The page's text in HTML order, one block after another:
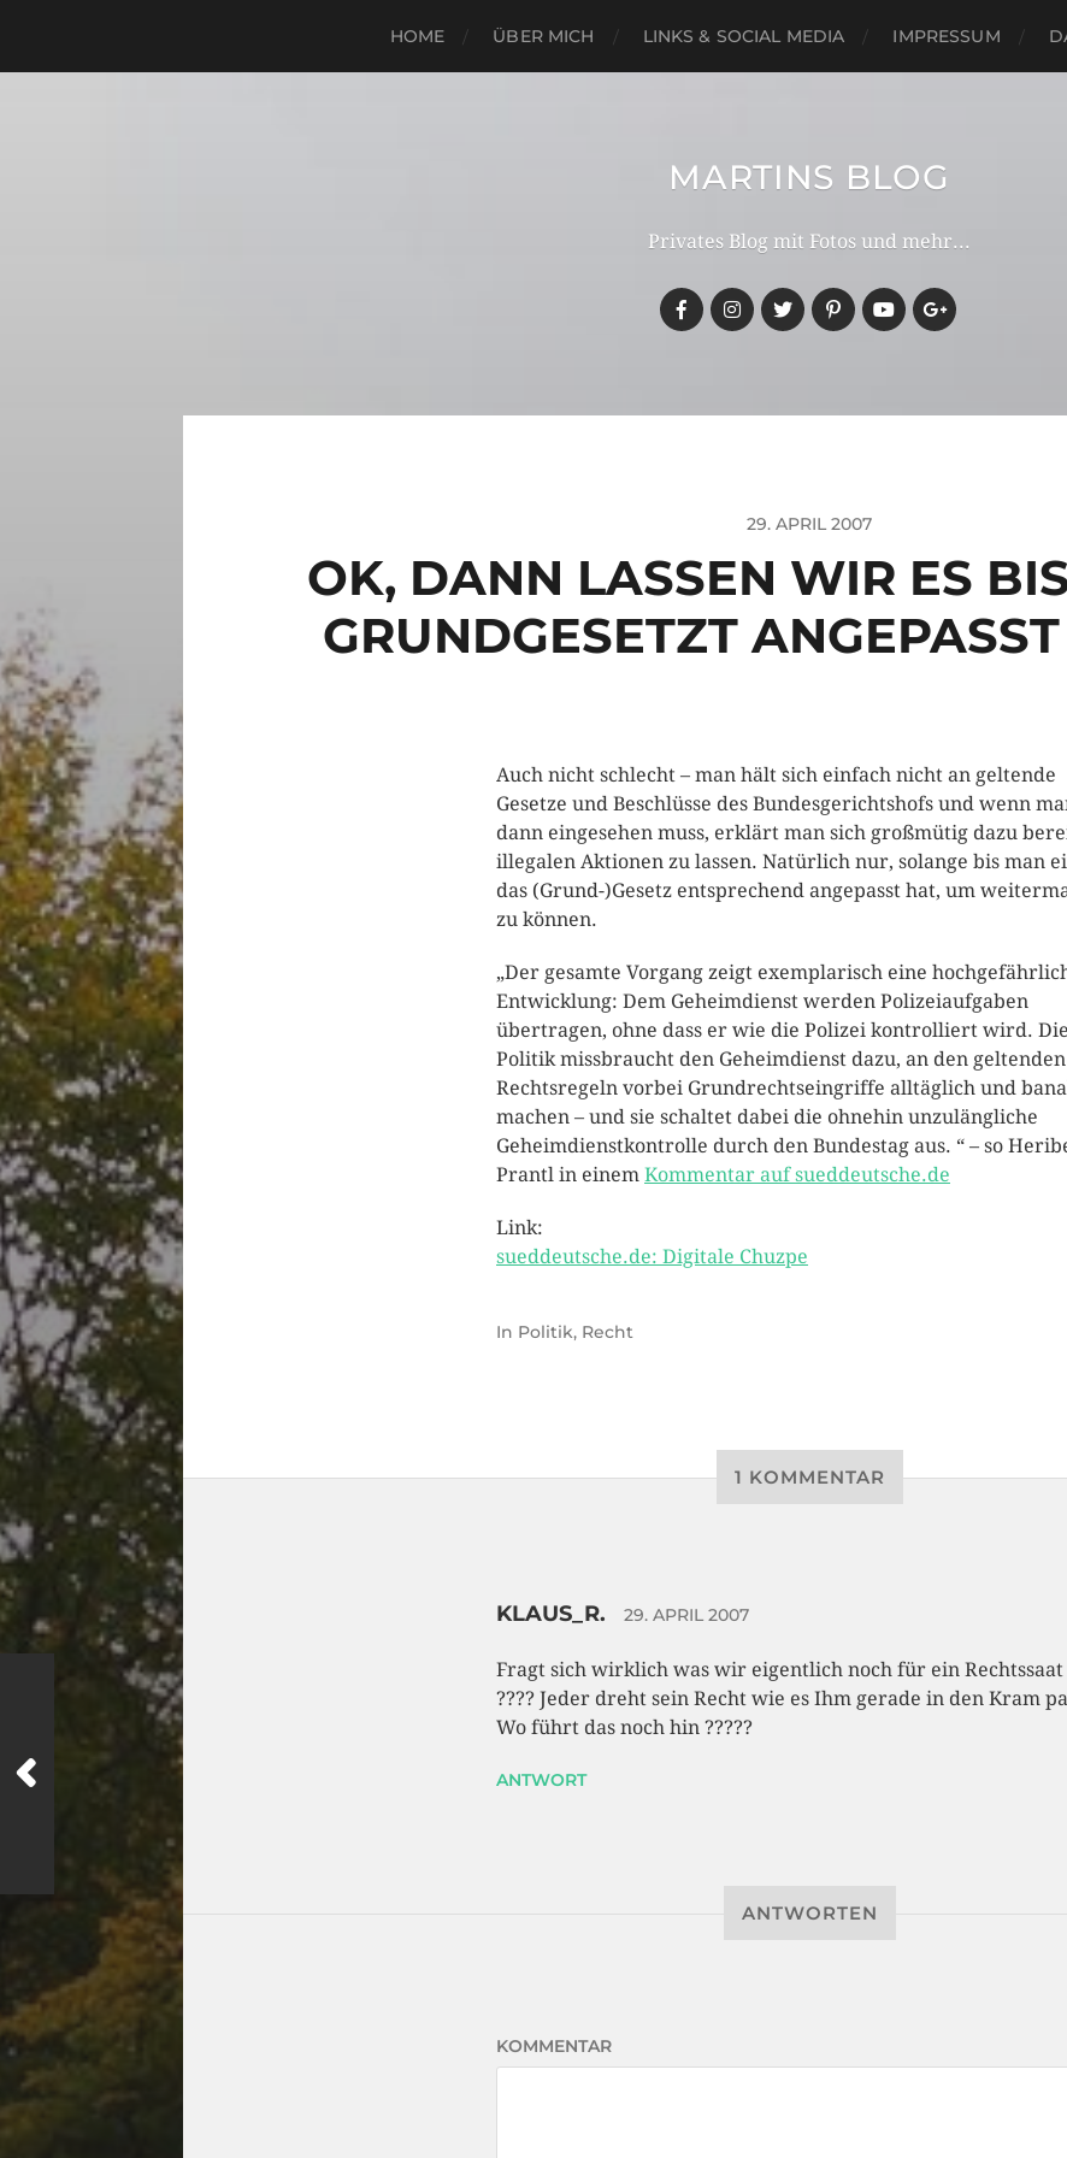
HOME ÜBER MICH LINKS & SOCIAL MEDIA IMPRESSUM
MARTINS BLOG
Privates Blog mit Fotos und mehr...
29. APRIL 2007
OK, DANN LASSEN WIR ES
GRUNDGESETZT
Auch nicht schlecht – man hält sich einfach nicht an geltende
Gesetze und Beschlüsse des Bundesgerichtshofs und wenn
dann eingesehen muss, erklärt man sich großmütig dazu
illegalen Aktionen zu lassen. Natürlich nur, solange bis man
das (Grund-)Gesetz entsprechend angepasst hat, um
zu können.
„Der gesamte Vorgang zeigt exemplarisch eine
Entwicklung: Dem Geheimdienst werden Polizeiaufgaben
übertragen, ohne dass er wie die Polizei kontrolliert wird. Die
Politik missbraucht den Geheimdienst dazu, an den geltenden
Rechtsregeln vorbei Grundrechtseingriffe alltäglich und
machen – und sie schaltet dabei die ohnehin unzulängliche
Geheimdienstkontrolle durch den Bundestag aus. “ – so
Prantl in einem Kommentar auf sueddeutsche.de
Link:
sueddeutsche.de: Digitale Chuzpe
In Politik, Recht
1 KOMMENTAR
KLAUS_R. 29. APRIL 2007
Fragt sich wirklich was wir eigentlich noch für ein Rechtssaat
???? Jeder dreht sein Recht wie es Ihm gerade in den Kram
Wo führt das noch hin ?????
ANTWORT
ANTWORTEN
KOMMENTAR